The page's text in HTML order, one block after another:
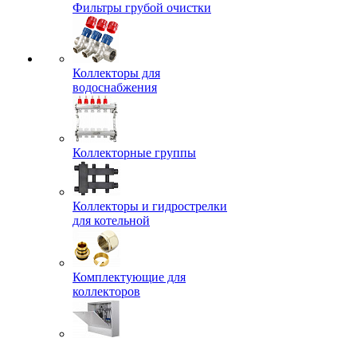
Фильтры грубой очистки
Коллекторы для
водоснабжения
Коллекторные группы
Коллекторы и гидрострелки
для котельной
Комплектующие для
коллекторов